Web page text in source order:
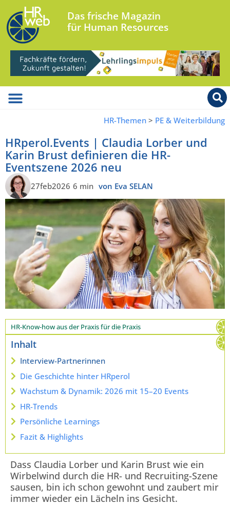
Das frische Magazin
für Human Resources
HR-Themen > PE & Weiterbildung
HRperol.Events | Claudia Lorber und
Karin Brust definieren die HR-
Eventszene 2026 neu
27feb2026 6 min von Eva SELAN
HR-Know-how aus der Praxis für die Praxis
Inhalt
Interview-Partnerinnen
Die Geschichte hinter HRperol
Wachstum & Dynamik: 2026 mit 15–20 Events
HR-Trends
Persönliche Learnings
Fazit & Highlights
Dass Claudia Lorber und Karin Brust wie ein
Wirbelwind durch die HR- und Recruiting-Szene
sausen, bin ich schon gewohnt und zaubert mir
immer wieder ein Lächeln ins Gesicht.